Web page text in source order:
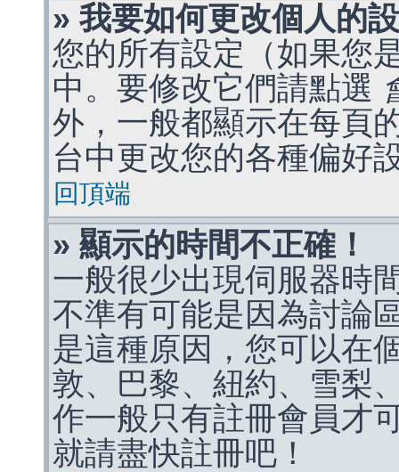
» 我要如何更改個人的
您的所有設定（如果您
中。要修改它們請點選
外，一般都顯示在每頁
台中更改您的各種偏好
回頂端
» 顯示的時間不正確！
一般很少出現伺服器時
不準有可能是因為討論
是這種原因，您可以在
敦、巴黎、紐約、雪梨
作一般只有註冊會員才
就請盡快註冊吧！